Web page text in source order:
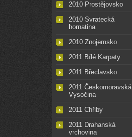
2010 Prostějovsko
2010 Svratecká
hornatina
2010 Znojemsko
2011 Bílé Karpaty
2011 Břeclavsko
2011 Českomoravská
Vysočina
2011 Chřiby
2011 Drahanská
vrchovina